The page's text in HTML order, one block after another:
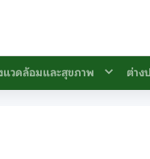
แวดล้อมและสุขภาพ ต่าง